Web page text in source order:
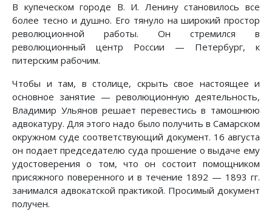
В купеческом городе В. И. Ленину становилось все
более тесно и душно. Его тянуло на широкий простор
революционной работы. Он стремился в
революционный центр России — Петербург, к
питерским рабочим.
Чтобы и там, в столице, скрыть свое настоящее и
основное занятие — революционную деятельность,
Владимир Ульянов решает перевестись в тамошнюю
адвокатуру. Для этого надо было получить в Самарском
окружном суде соответствующий документ. 16 августа
он подает председателю суда прошение о выдаче ему
удостоверения о том, что он состоит помощником
присяжного поверенного и в течение 1892 — 1893 гг.
занимался адвокатской практикой. Просимый документ
получен.